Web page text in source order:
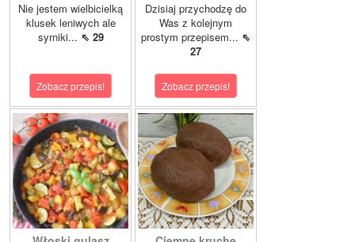
Nie jestem wielbicielką
klusek leniwych ale
syrniki... ⇖ 29
Zobacz przepis!
Dzisiaj przychodzę do
Was z kolejnym
prostym przepisem... ⇖
27
Zobacz przepis!